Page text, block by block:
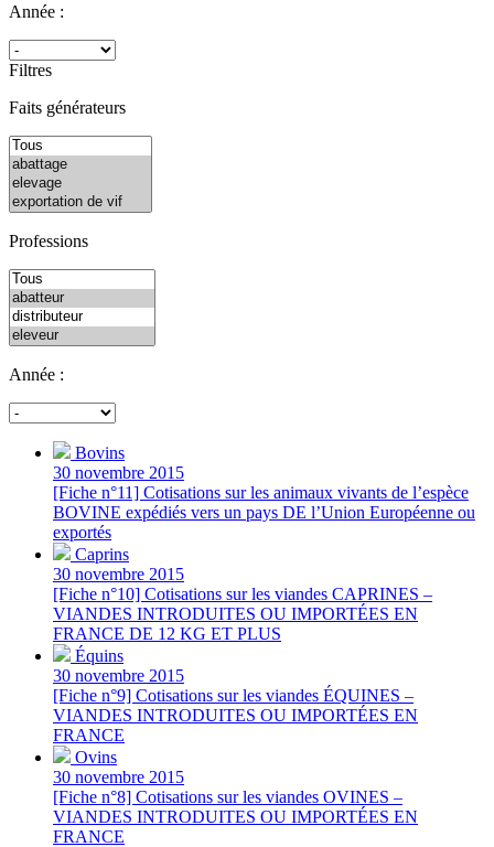
Année :
Filtres
Faits générateurs
Professions
Année :
Bovins
30 novembre 2015
[Fiche n°11] Cotisations sur les animaux vivants de l’espèce
BOVINE expédiés vers un pays DE l’Union Européenne ou
exportés
Caprins
30 novembre 2015
[Fiche n°10] Cotisations sur les viandes CAPRINES –
VIANDES INTRODUITES OU IMPORTÉES EN
FRANCE DE 12 KG ET PLUS
Équins
30 novembre 2015
[Fiche n°9] Cotisations sur les viandes ÉQUINES –
VIANDES INTRODUITES OU IMPORTÉES EN
FRANCE
Ovins
30 novembre 2015
[Fiche n°8] Cotisations sur les viandes OVINES –
VIANDES INTRODUITES OU IMPORTÉES EN
FRANCE